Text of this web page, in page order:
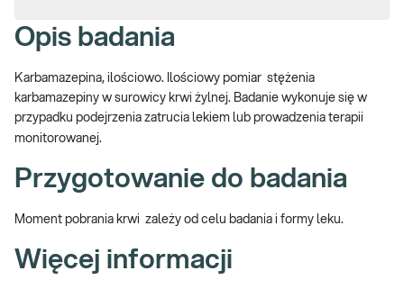
Opis badania
Karbamazepina, ilościowo. Ilościowy pomiar stężenia
karbamazepiny w surowicy krwi żylnej. Badanie wykonuje się w
przypadku podejrzenia zatrucia lekiem lub prowadzenia terapii
monitorowanej.
Przygotowanie do badania
Moment pobrania krwi zależy od celu badania i formy leku.
Więcej informacji